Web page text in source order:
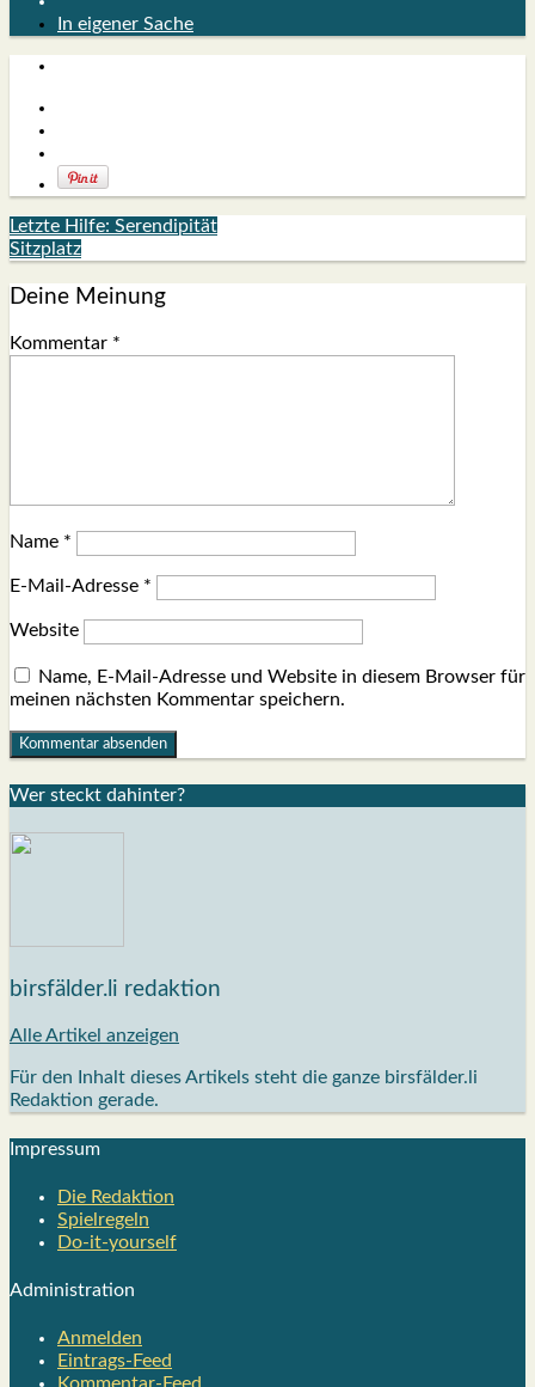
In eigener Sache
Letzte Hilfe: Serendipität
Sitzplatz
Deine Meinung
Kommentar *
Name *
E-Mail-Adresse *
Website
Name, E-Mail-Adresse und Website in diesem Browser für
meinen nächsten Kommentar speichern.
Wer steckt dahin­ter?
birsfälder.li redaktion
Alle Artikel anzeigen
Für den Inhalt dieses Artikels steht die ganze birsfälder.li
Redaktion gerade.
Impres­sum
Die Redak­ti­on
Spiel­re­geln
Do-it-your­s­elf
Admi­nis­tra­ti­on
Anmelden
Eintrags-Feed